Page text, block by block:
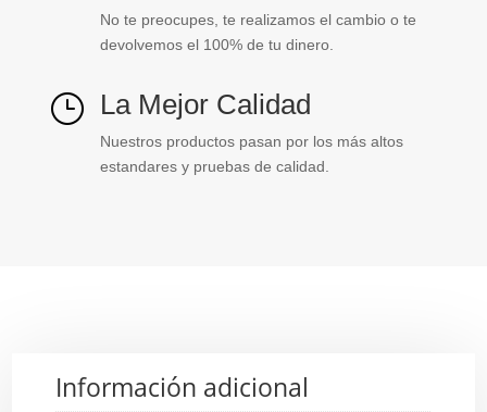
No te preocupes, te realizamos el cambio o te
devolvemos el 100% de tu dinero.
} La Mejor Calidad
Nuestros productos pasan por los más altos
estandares y pruebas de calidad.
Información adicional